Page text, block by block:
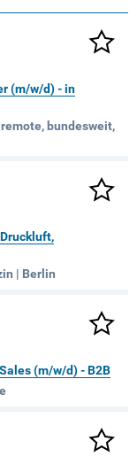
(m/w/d) - in
bundesweit,
| Berlin
(m/w/d) - B2B